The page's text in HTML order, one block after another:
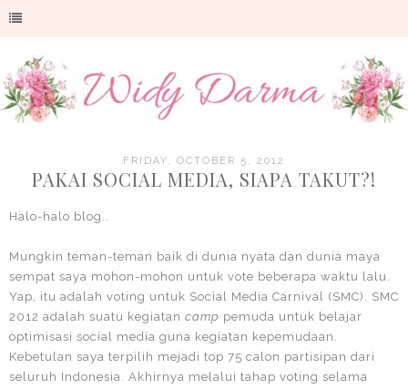
FRIDAY, OCTOBER 5, 2012
PAKAI SOCIAL MEDIA, SIAPA TAKUT?!
Halo-halo blog..
Mungkin teman-teman baik di dunia nyata dan dunia maya
sempat saya mohon-mohon untuk vote beberapa waktu lalu.
Yap, itu adalah voting untuk Social Media Carnival (SMC). SMC
2012 adalah suatu kegiatan camp pemuda untuk belajar
optimisasi social media guna kegiatan kepemudaan.
Kebetulan saya terpilih mejadi top 75 calon partisipan dari
seluruh Indonesia. Akhirnya melalui tahap voting selama